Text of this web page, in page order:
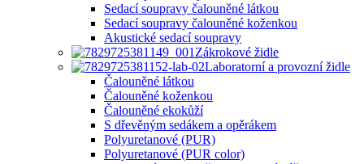
Sedací soupravy čalouněné látkou
Sedací soupravy čalouněné koženkou
Akustické sedací soupravy
Zákrokové židle
Laboratorní a provozní židle
Čalouněné látkou
Čalouněné koženkou
Čalouněné ekokůží
S dřevěným sedákem a opěrákem
Polyuretanové (PUR)
Polyuretanové (PUR color)